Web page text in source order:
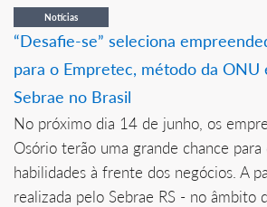
Notícias
“Desafie-se” seleciona
para o Empretec, método da ONU
Sebrae no Brasil
No próximo dia 14 de junho, os
Osório terão uma grande chance
habilidades à frente dos negócios. A
realizada pelo Sebrae RS - no âmbito